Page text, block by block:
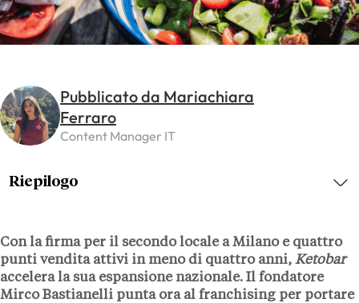
Pubblicato da Mariachiara
Ferraro
Content Manager IT
Con la firma per il secondo locale aMilanoe quattro
punti vendita attivi in meno di quattro anni, Ketobar
accelera la sua espansione nazionale. Il fondatore
Mirco Bastianelli punta ora al franchising per portare
Riepilogo